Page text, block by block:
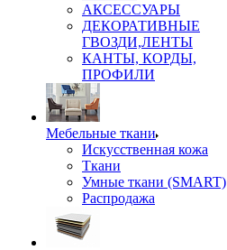
АКСЕССУАРЫ
ДЕКОРАТИВНЫЕ
ГВОЗДИ,ЛЕНТЫ
КАНТЫ, КОРДЫ,
ПРОФИЛИ
Мебельные ткани
Искусственная кожа
Ткани
Умные ткани (SMART)
Распродажа